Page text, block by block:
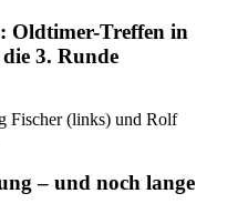
Oldtimer-Treffen in
3. Runde
Fischer (links) und Rolf
– und noch lange